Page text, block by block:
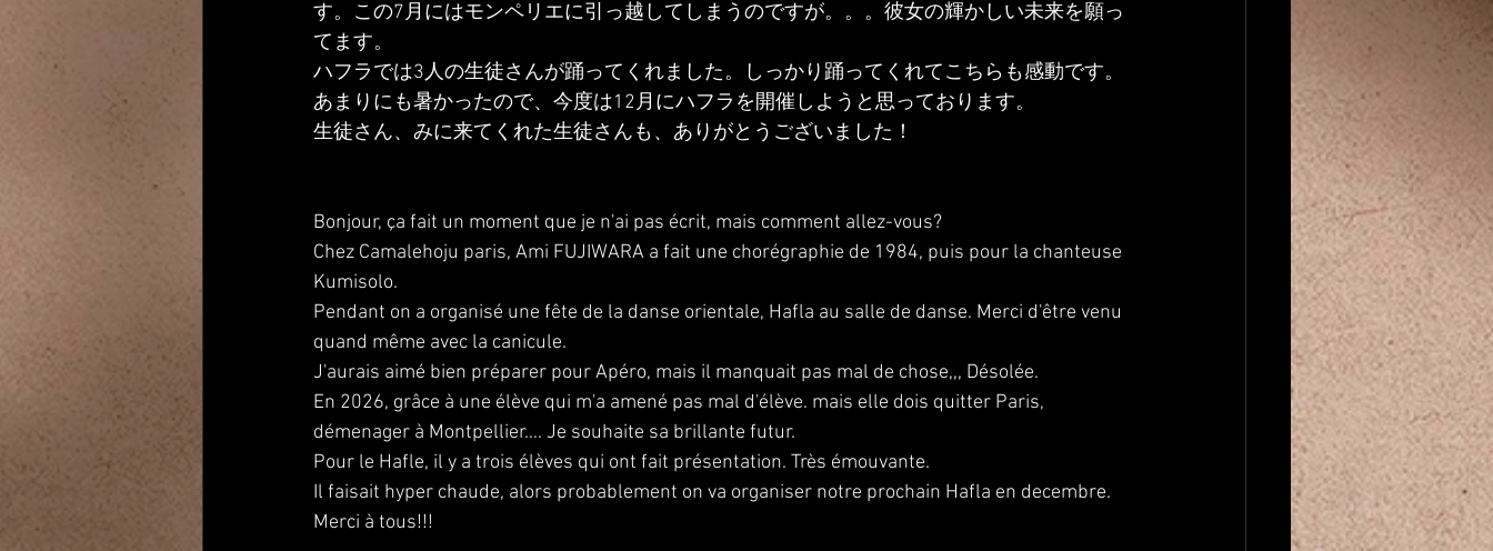
す。この7月にはモンペリエに引っ越してしまうのですが。。。彼女の輝かしい未来を願っ
てます。
ハフラでは3人の生徒さんが踊ってくれました。しっかり踊ってくれてこちらも感動です。
あまりにも暑かったので、今度は12月にハフラを開催しようと思っております。
生徒さん、みに来てくれた生徒さんも、ありがとうございました！
Bonjour, ça fait un moment que je n'ai pas écrit, mais comment allez-vous?
Chez Camalehoju paris, Ami FUJIWARA a fait une chorégraphie de 1984, puis pour la chanteuse
Kumisolo.
Pendant on a organisé une fête de la danse orientale, Hafla au salle de danse. Merci d'être venu
quand même avec la canicule.
J'aurais aimé bien préparer pour Apéro, mais il manquait pas mal de chose,,, Désolée.
En 2026, grâce à une élève qui m'a amené pas mal d'élève. mais elle dois quitter Paris,
démenager à Montpellier.... Je souhaite sa brillante futur.
Pour le Hafle, il y a trois élèves qui ont fait présentation. Très émouvante.
Il faisait hyper chaude, alors probablement on va organiser notre prochain Hafla en decembre.
Merci à tous!!!